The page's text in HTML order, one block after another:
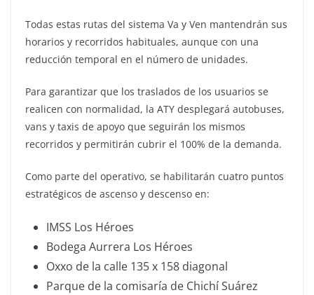
Todas estas rutas del sistema Va y Ven mantendrán sus
horarios y recorridos habituales, aunque con una
reducción temporal en el número de unidades.
Para garantizar que los traslados de los usuarios se
realicen con normalidad, la ATY desplegará autobuses,
vans y taxis de apoyo que seguirán los mismos
recorridos y permitirán cubrir el 100% de la demanda.
Como parte del operativo, se habilitarán cuatro puntos
estratégicos de ascenso y descenso en:
IMSS Los Héroes
Bodega Aurrera Los Héroes
Oxxo de la calle 135 x 158 diagonal
Parque de la comisaría de Chichí Suárez